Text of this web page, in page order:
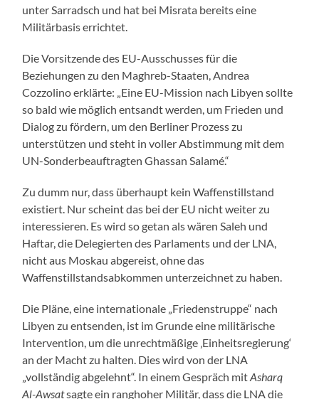
unter Sarradsch und hat bei Misrata bereits eine
Militärbasis errichtet.
Die Vorsitzende des EU-Ausschusses für die
Beziehungen zu den Maghreb-Staaten, Andrea
Cozzolino erklärte: „Eine EU-Mission nach Libyen sollte
so bald wie möglich entsandt werden, um Frieden und
Dialog zu fördern, um den Berliner Prozess zu
unterstützen und steht in voller Abstimmung mit dem
UN-Sonderbeauftragten Ghassan Salamé.“
Zu dumm nur, dass überhaupt kein Waffenstillstand
existiert. Nur scheint das bei der EU nicht weiter zu
interessieren. Es wird so getan als wären Saleh und
Haftar, die Delegierten des Parlaments und der LNA,
nicht aus Moskau abgereist, ohne das
Waffenstillstandsabkommen unterzeichnet zu haben.
Die Pläne, eine internationale „Friedenstruppe“ nach
Libyen zu entsenden, ist im Grunde eine militärische
Intervention, um die unrechtmäßige ‚Einheitsregierung‘
an der Macht zu halten. Dies wird von der LNA
„vollständig abgelehnt“. In einem Gespräch mitAsharq
Al-Awsatsagte ein ranghoher Militär, dass die LNA die